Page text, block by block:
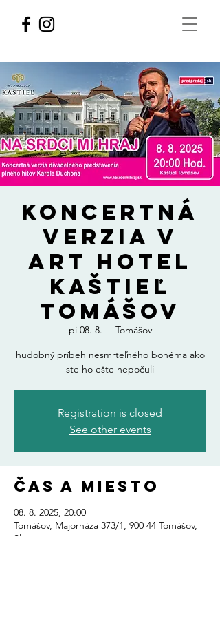
Koncertná
verzia v
Art Hotel
Kaštieľ
Tomášov
pi 08. 8.
  |
Tomášov
hudobný príbeh nesmrteľného bohéma ako
ste ho ešte nepočuli
Registration is closed
See other events
Čas a miesto
08. 8. 2025, 20:00
Tomášov, Majorháza 373/1, 900 44 Tomášov,
Slovensko